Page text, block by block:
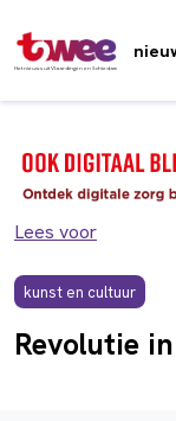
Het nieuws uit Vlaardingen en Schiedam
Lees voor
kunst en cultuur
Revolutie